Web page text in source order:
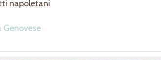
napoletani
Genovese